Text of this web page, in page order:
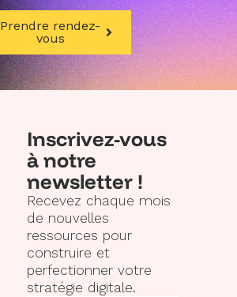
Prendre rendez-
vous
Inscrivez-vous
à notre
newsletter !
Recevez chaque mois
de nouvelles
ressources pour
construire et
perfectionner votre
stratégie digitale.